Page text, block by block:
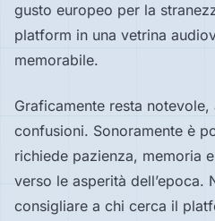
gusto europeo per la
platform in una vetrina
memorabile.
Graficamente resta
confusioni. Sonoramente è
richiede pazienza, memoria
verso le asperità dell’epoca.
consigliare a chi cerca il